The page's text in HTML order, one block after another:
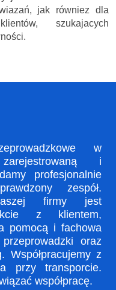
jak równiez dla
szukajacych
w
i
profesjonalnie
zespół.
firmy jest
z klientem,
pomocą i fachowa
oraz
Współpracujemy z
przy transporcie.
współpracę.